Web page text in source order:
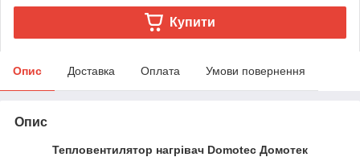
Купити
Опис Доставка Оплата Умови повернення
Опис
Тепловентилятор нагрівач Domotec Домотек